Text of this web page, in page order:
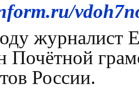
журналист
Почётной
России.